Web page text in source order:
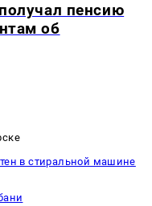
пенсию
об
в стиральной машине